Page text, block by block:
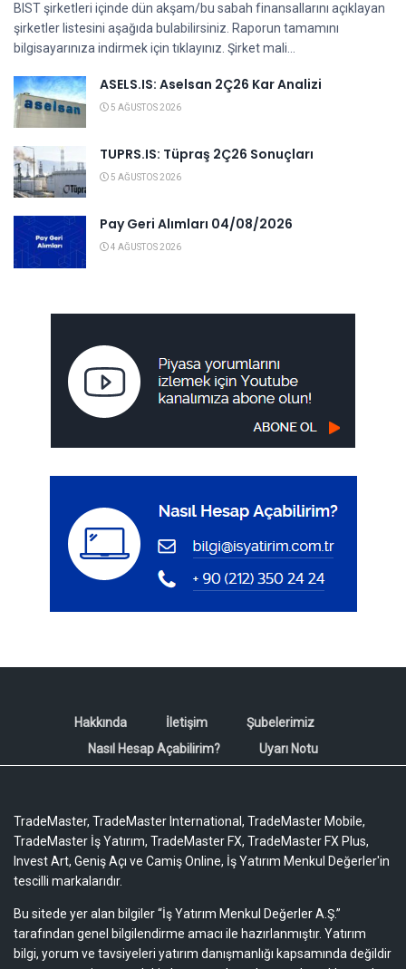
BIST şirketleri içinde dün akşam/bu sabah finansallarını açıklayan
şirketler listesini aşağıda bulabilirsiniz. Raporun tamamını
bilgisayarınıza indirmek için tıklayınız. Şirket mali...
ASELS.IS: Aselsan 2Ç26 Kar Analizi
5 AĞUSTOS 2026
TUPRS.IS: Tüpraş 2Ç26 Sonuçları
5 AĞUSTOS 2026
Pay Geri Alımları 04/08/2026
4 AĞUSTOS 2026
Hakkında İletişim
Şubelerimiz
Nasıl Hesap Açabilirim?
Uyarı Notu
TradeMaster, TradeMaster International, TradeMaster Mobile,
TradeMaster İş Yatırım, TradeMaster FX, TradeMaster FX Plus,
Invest Art, Geniş Açı ve Camiş Online, İş Yatırım Menkul Değerler'in
tescilli markalarıdır.
Bu sitede yer alan bilgiler “İş Yatırım Menkul Değerler A.Ş.”
tarafından genel bilgilendirme amacı ile hazırlanmıştır. Yatırım
bilgi, yorum ve tavsiyeleri yatırım danışmanlığı kapsamında değildir